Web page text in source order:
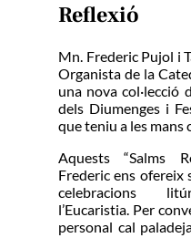
Reflexió
Mn. Frederic Pujol i
Organista de la
una nova col·lecció
dels Diumenges i
que teniu a les mans
Aquests “Salms
Frederic ens ofereix
celebracions
l’Eucaristia. Per
personal cal